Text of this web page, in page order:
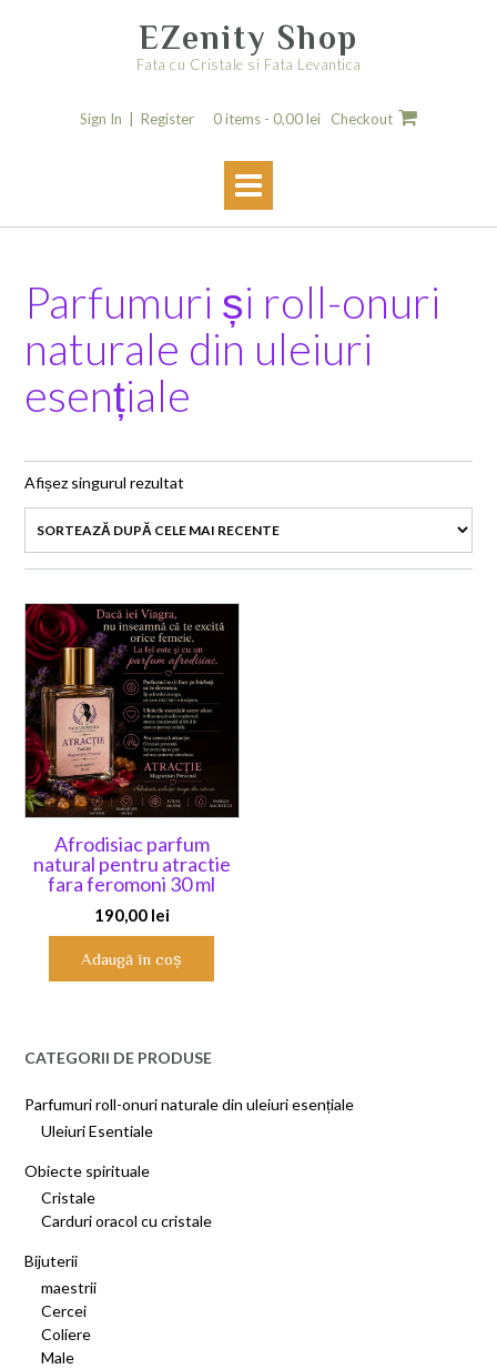
EZenity Shop
Fata cu Cristale si Fata Levantica
Sign In | Register 0 items - 0,00lei Checkout
Parfumuri și roll-onuri
naturale din uleiuri
esențiale
Afișez singurul rezultat
Afrodisiac parfum
natural pentru atractie
fara feromoni 30 ml
190,00 lei
Adaugă în coș
CATEGORII DE PRODUSE
Parfumuri roll-onuri naturale din uleiuri esențiale
Uleiuri Esentiale
Obiecte spirituale
Cristale
Carduri oracol cu cristale
Bijuterii
maestrii
Cercei
Coliere
Male